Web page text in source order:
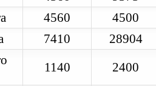
4560
4500
7410
28904
1140 2400
обслуживание
в двигателе
в АКПП
колодок
ГРМ